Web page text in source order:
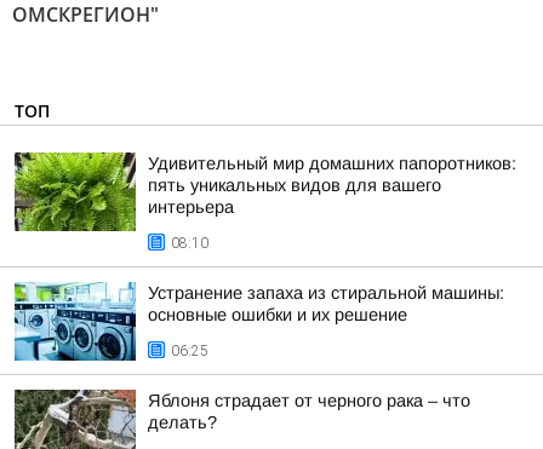
ОМСКРЕГИОН"
ТОП
Удивительный мир домашних папоротников:
пять уникальных видов для вашего
интерьера
08:10
Устранение запаха из стиральной машины:
основные ошибки и их решение
06:25
Яблоня страдает от черного рака – что
делать?